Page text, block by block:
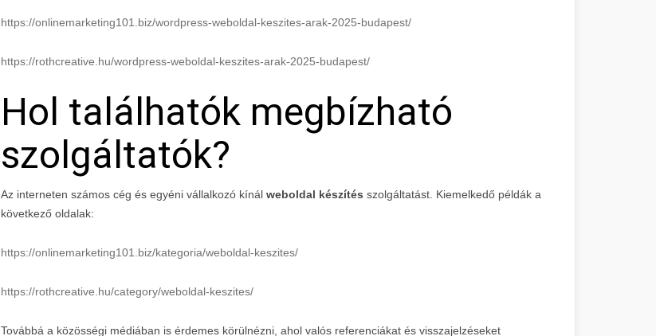
https://onlinemarketing101.biz/wordpress-weboldal-keszites-arak-2025-budapest/
https://rothcreative.hu/wordpress-weboldal-keszites-arak-2025-budapest/
Hol találhatók megbízható
szolgáltatók?
Az interneten számos cég és egyéni vállalkozó kínál weboldal készítés szolgáltatást. Kiemelkedő példák a
következő oldalak:
https://onlinemarketing101.biz/kategoria/weboldal-keszites/
https://rothcreative.hu/category/weboldal-keszites/
Továbbá a közösségi médiában is érdemes körülnézni, ahol valós referenciákat és visszajelzéseket